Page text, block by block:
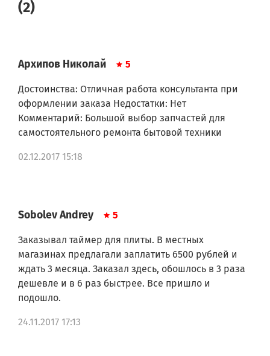
(2)
Архипов Николай 5
Достоинства: Отличная работа консультанта при
оформлении заказа Недостатки: Нет
Комментарий: Большой выбор запчастей для
самостоятельного ремонта бытовой техники
02.12.2017 15:18
Sobolev Andrey 5
Заказывал таймер для плиты. В местных
магазинах предлагали заплатить 6500 рублей и
ждать 3 месяца. Заказал здесь, обошлось в 3 раза
дешевле и в 6 раз быстрее. Все пришло и
подошло.
24.11.2017 17:13